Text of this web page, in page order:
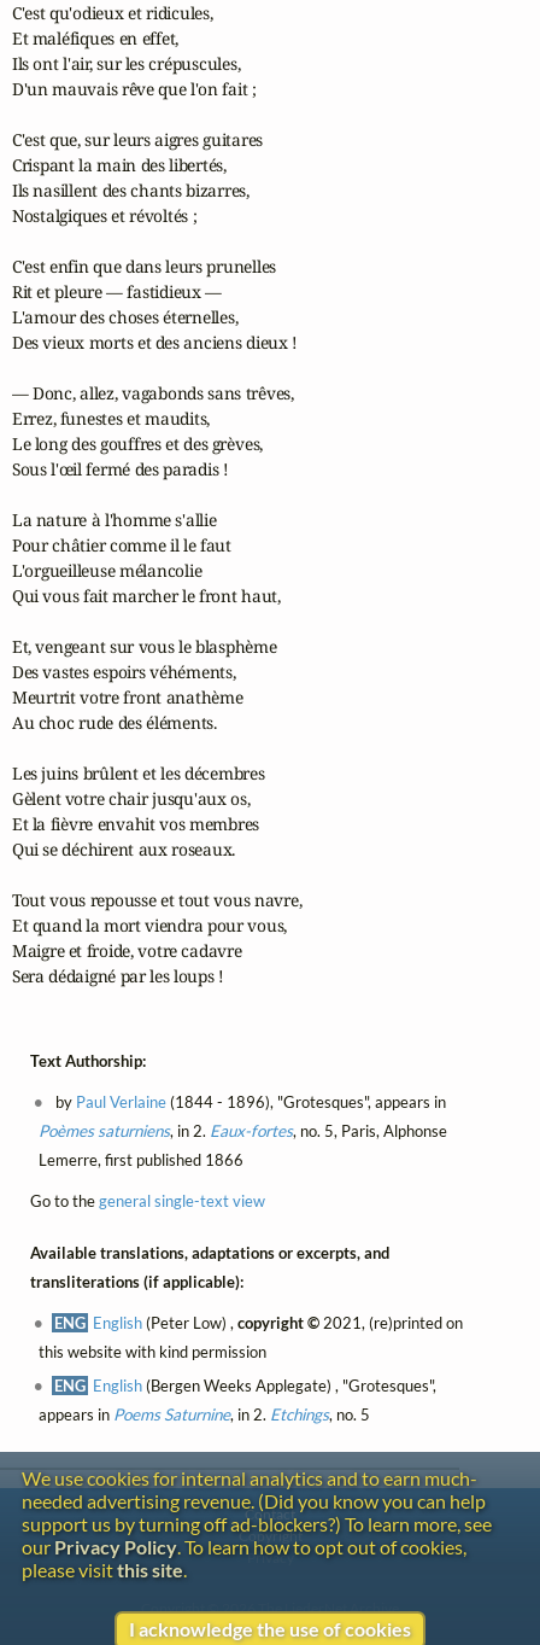
C'est qu'odieux et ridicules,
Et maléfiques en effet,
Ils ont l'air, sur les crépuscules,
D'un mauvais rêve que l'on fait ;
C'est que, sur leurs aigres guitares
Crispant la main des libertés,
Ils nasillent des chants bizarres,
Nostalgiques et révoltés ;
C'est enfin que dans leurs prunelles
Rit et pleure — fastidieux —
L'amour des choses éternelles,
Des vieux morts et des anciens dieux !
— Donc, allez, vagabonds sans trêves,
Errez, funestes et maudits,
Le long des gouffres et des grèves,
Sous l'œil fermé des paradis !
La nature à l'homme s'allie
Pour châtier comme il le faut
L'orgueilleuse mélancolie
Qui vous fait marcher le front haut,
Et, vengeant sur vous le blasphème
Des vastes espoirs véhéments,
Meurtrit votre front anathème
Au choc rude des éléments.
Les juins brûlent et les décembres
Gèlent votre chair jusqu'aux os,
Et la fièvre envahit vos membres
Qui se déchirent aux roseaux.
Tout vous repousse et tout vous navre,
Et quand la mort viendra pour vous,
Maigre et froide, votre cadavre
Sera dédaigné par les loups !
Text Authorship:
by Paul Verlaine(1844 - 1896), "Grotesques", appears in
Poèmes saturniens, in 2. Eaux-fortes, no. 5, Paris, Alphonse
Lemerre, first published 1866
Go to thegeneral single-text view
Available translations, adaptations or excerpts, and
transliterations (if applicable):
ENG English(Peter Low) ,copyright © 2021, (re)printed on
this website with kind permission
ENG English(Bergen Weeks Applegate) , "Grotesques",
appears in Poems Saturnine, in 2. Etchings, no. 5
We use cookies for internal analytics and to earn much-
needed advertising revenue. (Did you know you can help
support us by turning off ad-blockers?) To learn more, see
our Privacy Policy. To learn how to opt out of cookies,
please visitthis site.
I acknowledge the use of cookies
Contact
Copyright
Privacy
Copyright © 2026 The LiederNet Archive